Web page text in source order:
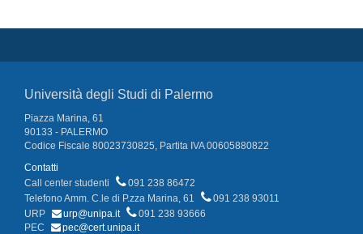
Università degli Studi di Palermo
Piazza Marina, 61
90133 - PALERMO
Codice Fiscale 80023730825, Partita IVA 00605880822
Contatti
Call center studenti
091 238 86472
Telefono Amm. C.le di P.zza Marina, 61
091 238 93011
URP
urp@unipa.it
091 238 93666
PEC
pec@cert.unipa.it